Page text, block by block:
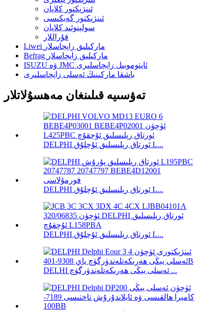
ئىنژېكتور كلاپان
ئىنژېكتور گەيكىسى
سولېنوئىد كلاپان
قۇراللار
Liwei ماركىلىق زاپچاسلار
Befrag ماركىلىق زاپچاسلار
ISUZU ۋە JMC ئاپتوموبىل زاپچاسلىرى
باشقا ماركىنىڭ ئەسلى زاپچاسلىرى
تەۋسىيە قىلىنغان مەھسۇلاتلار
DELPHI ئورتاق رېلىسلىق ئۇچلۇق L...
DELPHI ئورتاق رېلىسلىق ئۇچلۇق L...
DELPHI ئورتاق رېلىسلىق ئۇچلۇق L...
DELHI ئەسلى يېڭى ھەرىكەتلەندۈرگۈچ ...